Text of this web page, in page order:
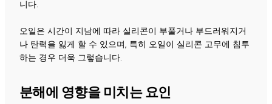
니다.
오일은 시간이 지남에 따라 실리콘이 부풀거나 부드러워지거
나 탄력을 잃게 할 수 있으며, 특히 오일이 실리콘 고무에 침투
하는 경우 더욱 그렇습니다.
분해에 영향을 미치는 요인